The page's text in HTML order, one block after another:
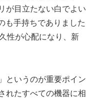
が目立たない白でよい
も手持ちでありました
性が心配になり、新
というのが重要ポイン
れたすべての機器に相